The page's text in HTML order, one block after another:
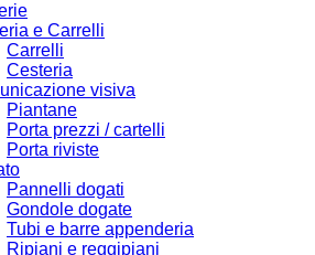
e Carrelli
Carrelli
Cesteria
visiva
Piantane
Porta prezzi / cartelli
Porta riviste
Pannelli dogati
Gondole dogate
Tubi e barre appenderia
Ripiani e reggipiani